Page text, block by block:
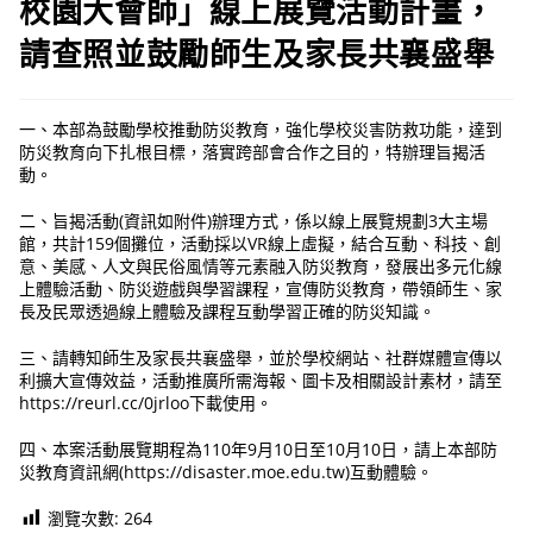
校園大會師」線上展覽活動計畫，
請查照並鼓勵師生及家長共襄盛舉
一、本部為鼓勵學校推動防災教育，強化學校災害防救功能，達到
防災教育向下扎根目標，落實跨部會合作之目的，特辦理旨揭活
動。
二、旨揭活動(資訊如附件)辦理方式，係以線上展覽規劃3大主場
館，共計159個攤位，活動採以VR線上虛擬，結合互動、科技、創
意、美感、人文與民俗風情等元素融入防災教育，發展出多元化線
上體驗活動、防災遊戲與學習課程，宣傳防災教育，帶領師生、家
長及民眾透過線上體驗及課程互動學習正確的防災知識。
三、請轉知師生及家長共襄盛舉，並於學校網站、社群媒體宣傳以
利擴大宣傳效益，活動推廣所需海報、圖卡及相關設計素材，請至
https://reurl.cc/0jrloo下載使用。
四、本案活動展覽期程為110年9月10日至10月10日，請上本部防
災教育資訊網(https://disaster.moe.edu.tw)互動體驗。
瀏覽次數: 264